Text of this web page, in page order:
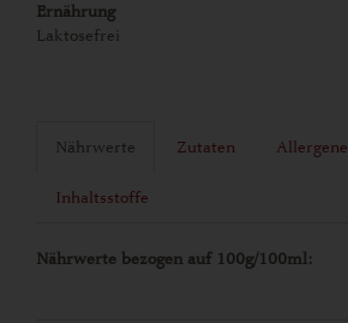
Ernährung
Laktosefrei
Nährwerte Zutaten Allergene
Inhaltsstoffe
Nährwerte bezogen auf 100g/100ml: